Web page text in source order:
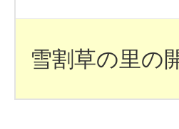
雪割草の里の